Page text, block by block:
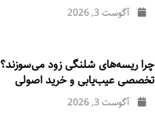
آگوست 3, 2026
چرا ریسه‌های شلنگی زود می‌سوزند؟
تخصصی عیب‌یابی و خرید اصولی
آگوست 3, 2026